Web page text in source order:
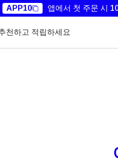
APP10 앱에서 첫 주문 시
천하고 적립하세요